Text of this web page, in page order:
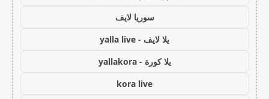
سوريا لايف
يلا لايف - yalla live
يلا كورة - yallakora
kora live